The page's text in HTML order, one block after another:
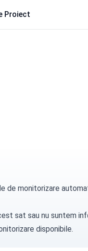
Proiect
de monitorizare
sat sau nu suntem
disponibile.